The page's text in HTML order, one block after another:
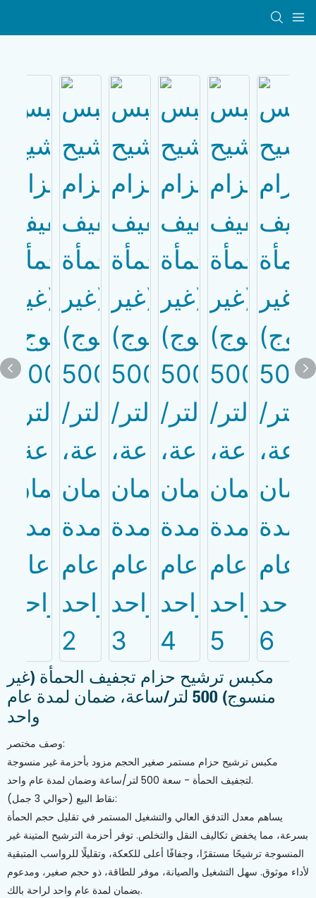
مكبس ترشيح حزام تجفيف الحمأة (غير
منسوج) 500 لتر/ساعة، ضمان لمدة عام
واحد
وصف مختصر:
مكبس ترشيح حزام مستمر صغير الحجم مزود بأحزمة غير منسوجة
لتجفيف الحمأة - سعة 500 لتر/ساعة وضمان لمدة عام واحد.
نقاط البيع (حوالي 3 جمل):
يساهم معدل التدفق العالي والتشغيل المستمر في تقليل حجم الحمأة
بسرعة، مما يخفض تكاليف النقل والتخلص. توفر أحزمة الترشيح المتينة غير
المنسوجة ترشيحًا مستقرًا، وجفافًا أعلى للكعكة، وتقليلًا للرواسب المتبقية
لأداء موثوق. سهل التشغيل والصيانة، موفر للطاقة، ذو حجم صغير، ومدعوم
بضمان لمدة عام واحد لراحة بالك.